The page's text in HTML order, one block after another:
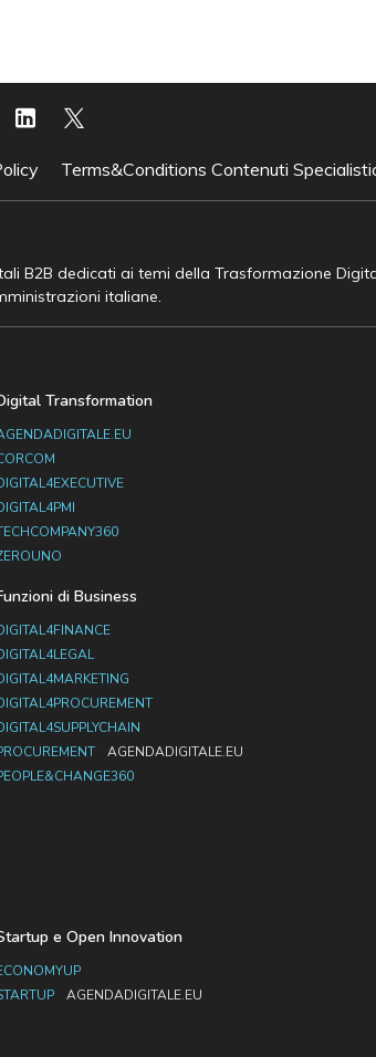
Terms&Conditions Contenuti
B2B dedicati ai temi della Trasformazione
italiane.
Transformation
di Business
AGENDADIGITALE.EU
e Open Innovation
AGENDADIGITALE.EU